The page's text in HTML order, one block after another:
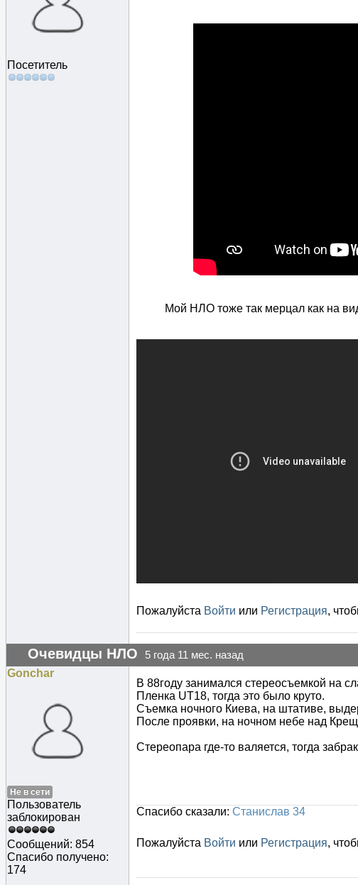
Посетитель
Мой НЛО тоже так мерцал как на
Пожалуйста Войти или Регистрация,
Очевидцы НЛО 5 года 11 мес. назад
Gonchar
Не в сети
Пользователь
заблокирован
Сообщений: 854
Спасибо получено:
174
В 88году занимался стереосъемкой на
Пленка UT18, тогда это было круто.
Съемка ночного Киева, на штативе,
После проявки, на ночном небе над
Стереопара где-то валяется, тогда
Спасибо сказали: Станислав 34
Пожалуйста Войти или Регистрация,